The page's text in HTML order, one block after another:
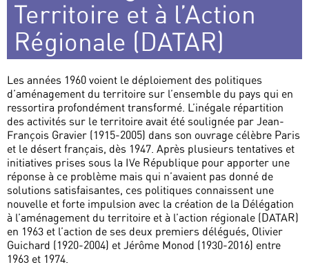
Territoire et à l’Action
Régionale (DATAR)
Les années 1960 voient le déploiement des politiques
d’aménagement du territoire sur l’ensemble du pays qui en
ressortira profondément transformé. L’inégale répartition
des activités sur le territoire avait été soulignée par Jean-
François Gravier (1915-2005) dans son ouvrage célèbre Paris
et le désert français, dès 1947. Après plusieurs tentatives et
initiatives prises sous la IVe République pour apporter une
réponse à ce problème mais qui n’avaient pas donné de
solutions satisfaisantes, ces politiques connaissent une
nouvelle et forte impulsion avec la création de la Délégation
à l’aménagement du territoire et à l’action régionale (DATAR)
en 1963 et l’action de ses deux premiers délégués, Olivier
Guichard (1920-2004) et Jérôme Monod (1930-2016) entre
1963 et 1974.